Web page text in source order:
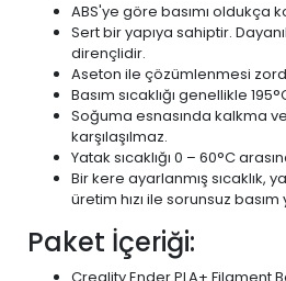
ABS'ye göre basımı oldukça
Sert bir yapıya sahiptir.
dirençlidir.
Aseton ile çözümlenmesi
Basım sıcaklığı genellikle
Soğuma esnasında kalkma
karşılaşılmaz.
Yatak sıcaklığı 0 – 60°C
Bir kere ayarlanmış sıcaklık,
üretim hızı ile sorunsuz basım
Paket İçeriği: